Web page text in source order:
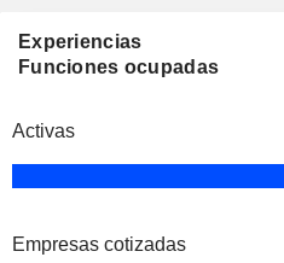
Experiencias
Funciones ocupadas
Activas
Empresas cotizadas